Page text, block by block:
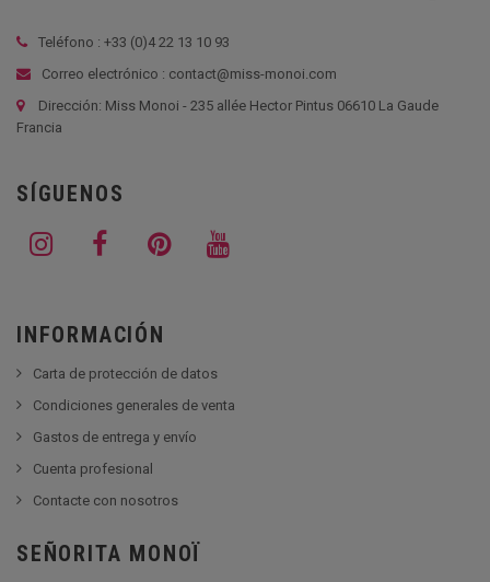
Teléfono : +33 (0)4 22 13 10 93
Correo electrónico : contact@miss-monoi.com
Dirección: Miss Monoi - 235 allée Hector Pintus 06610 La Gaude
Francia
SÍGUENOS
INFORMACIÓN
Carta de protección de datos
Condiciones generales de venta
Gastos de entrega y envío
Cuenta profesional
Contacte con nosotros
SEÑORITA MONOÏ